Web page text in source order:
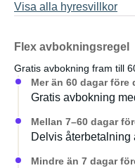
Visa alla hyresvillkor
Flex avbokningsregel
Gratis avbokning fram till
Mer än 60 dagar före
Gratis avbokning
Mellan 7–60 dagar
Delvis återbetalning
Mindre än 7 dagar